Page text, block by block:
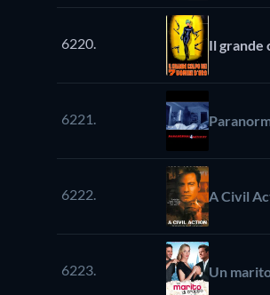
6220. Il grande
6221.
6222. A Civil
6223. Un